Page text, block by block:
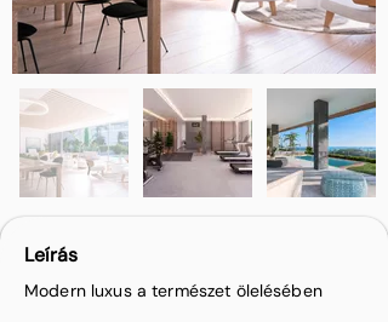
Leírás
Modern luxus a természet ölelésében